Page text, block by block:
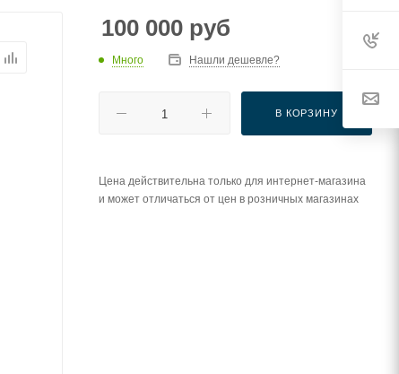
100 000 руб
Много Нашли дешевле?
В КОРЗИНУ
Цена действительна только для интернет-магазина
и может отличаться от цен в розничных магазинах